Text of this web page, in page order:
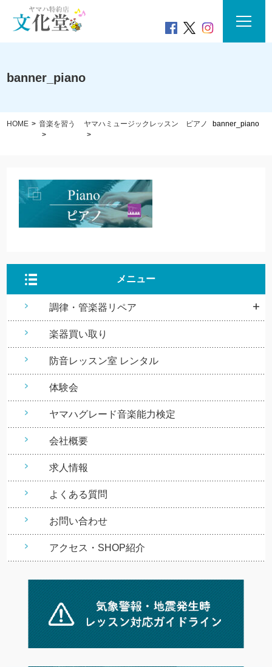
banner_piano
HOME 音楽を習う ヤマハミュージックレッスン ピアノ banner_piano
メニュー
調律・管楽器リペア
楽器買い取り
防音レッスン室 レンタル
体験会
ヤマハグレード音楽能力検定
会社概要
求人情報
よくある質問
お問い合わせ
アクセス・SHOP紹介